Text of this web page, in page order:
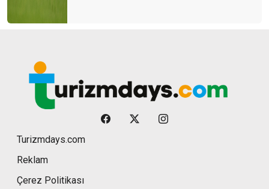
Turizmdays.com
Reklam
Çerez Politikası